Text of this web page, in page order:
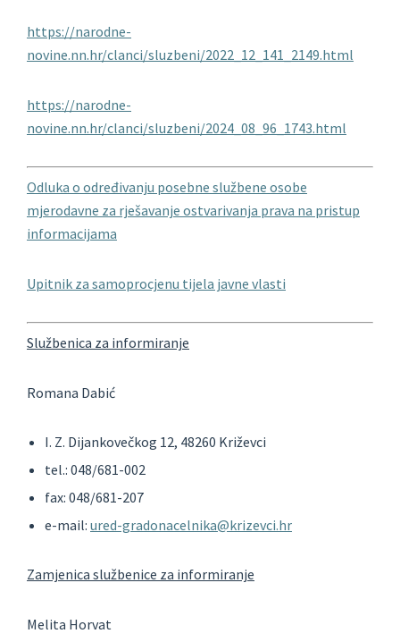
https://narodne-
novine.nn.hr/clanci/sluzbeni/2022_12_141_2149.html
https://narodne-
novine.nn.hr/clanci/sluzbeni/2024_08_96_1743.html
Odluka o određivanju posebne službene osobe
mjerodavne za rješavanje ostvarivanja prava na pristup
informacijama
Upitnik za samoprocjenu tijela javne vlasti
Službenica za informiranje
Romana Dabić
I. Z. Dijankovečkog 12, 48260 Križevci
tel.: 048/681-002
fax: 048/681-207
e-mail: ured-gradonacelnika@krizevci.hr
Zamjenica službenice za informiranje
Melita Horvat